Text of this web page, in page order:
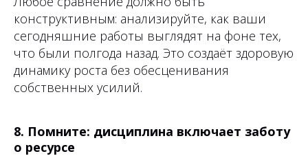
конструктивным: анализируйте, как ваши
сегодняшние работы выглядят на фоне тех,
что были полгода назад. Это создаёт здоровую
динамику роста без обесценивания
собственных усилий.
8. Помните: дисциплина включает заботу
о ресурсе